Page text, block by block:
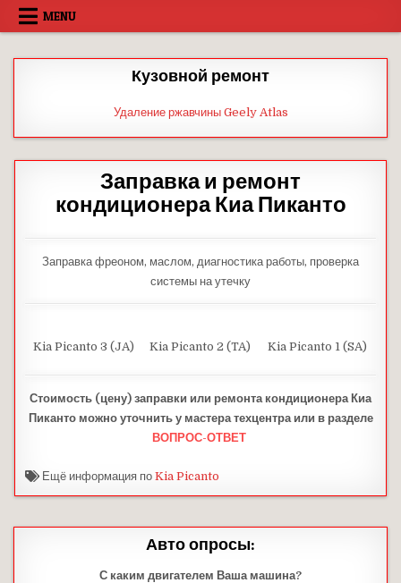
Skip
MENU
Кузовной ремонт
Удаление ржавчины Geely Atlas
Заправка и ремонт
кондиционера Киа Пиканто
Заправка фреоном, маслом, диагностика работы, проверка
системы на утечку
Kia Picanto 3 (JA) Kia Picanto 2 (TA) Kia Picanto 1 (SA)
Стоимость (цену) заправки или ремонта кондиционера Киа
Пиканто можно уточнить у мастера техцентра или в разделе
ВОПРОС-ОТВЕТ
Ещё информация поKia Picanto
Авто опросы:
С каким двигателем Ваша машина?